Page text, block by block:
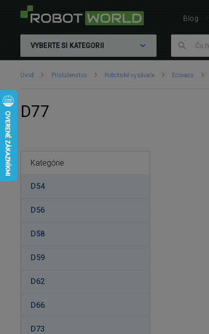
VYBERTE SI KATEGORII
Nachádzate
Úvod Príslušenstvo Robotické vysávače Ecovacs
D77
Kategórie
D54
D56
D58
D59
D62
D66
D73
Blog